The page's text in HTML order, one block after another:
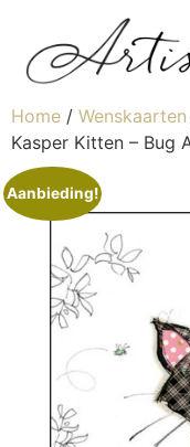
Home / Wenskaarten
Kasper Kitten – Bug
Aanbieding!